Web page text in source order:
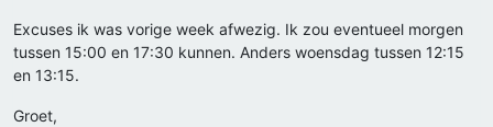
Excuses ik was vorige week afwezig. Ik zou eventueel morgen
tussen 15:00 en 17:30 kunnen. Anders woensdag tussen 12:15
en 13:15.
Groet,